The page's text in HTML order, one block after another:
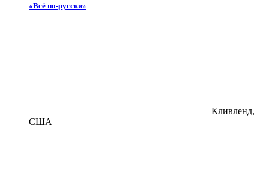
«Всё по-русски»
Кливленд,
США